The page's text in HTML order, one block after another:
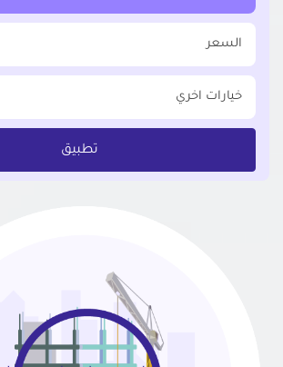
السعر
خيارات اخري
تطبيق